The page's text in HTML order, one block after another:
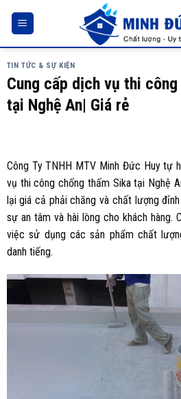
TIN TỨC & SỰ KIỆN
Cung cấp dịch vụ thi
tại Nghệ An| Giá rẻ
Công Ty TNHH MTV Minh Đức Huy tự
vụ thi công chống thấm Sika tại Nghệ
lại giá cả phải chăng và chất lượng
sự an tâm và hài lòng cho khách hàng.
việc sử dụng các sản phẩm chất
danh tiếng.